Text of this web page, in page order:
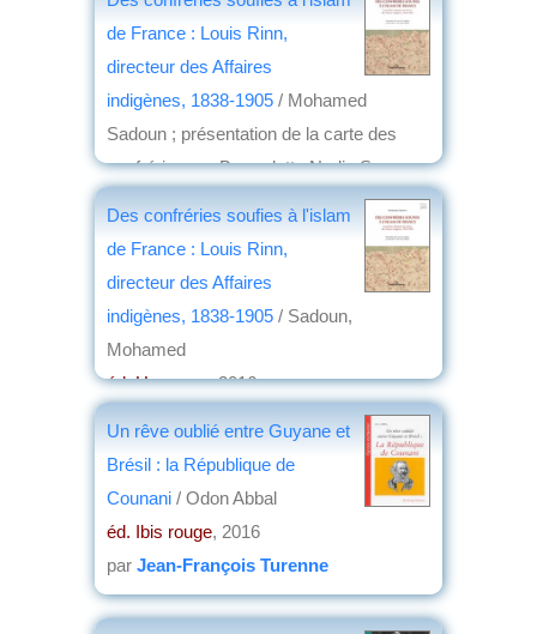
de France : Louis Rinn,
directeur des Affaires
indigènes, 1838-1905 / Mohamed
Sadoun ; présentation de la carte des
confréries par Bernadette Nadia Saou-
Des confréries soufies à l'islam
de France : Louis Rinn,
directeur des Affaires
indigènes, 1838-1905 / Sadoun,
Mohamed
éd. Hermann, 2016
Un rêve oublié entre Guyane et
Brésil : la République de
Counani / Odon Abbal
éd. Ibis rouge, 2016
par Jean-François Turenne